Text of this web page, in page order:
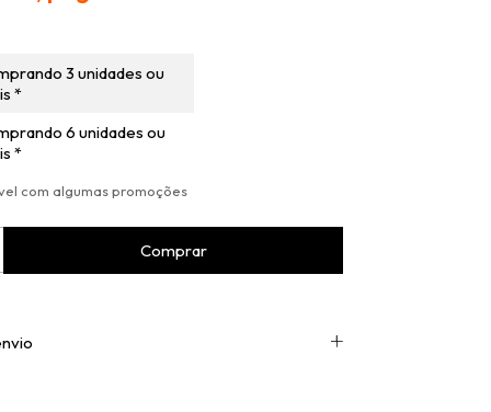
3 unidades ou
*
6 unidades ou
*
com algumas promoções